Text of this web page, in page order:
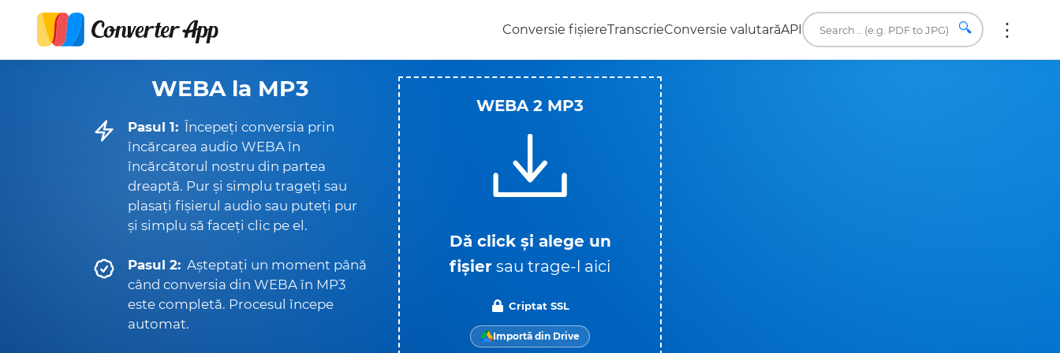
Conversie fișiereTranscrieConversie valutarăAPI 🔍
WEBA la MP3
Pasul 1: Începeți conversia prin
încărcarea audio WEBA în
încărcătorul nostru din partea
dreaptă. Pur și simplu trageți sau
plasați fișierul audio sau puteți pur
și simplu să faceți clic pe el.
Pasul 2: Așteptați un moment până
când conversia din WEBA în MP3
este completă. Procesul începe
automat.
WEBA 2 MP3
Dă click și alege un
fișier sau trage-l aici
Criptat SSL
Importă din Drive